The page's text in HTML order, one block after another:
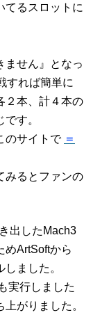
てるスロットに
ません』となっ
すれば簡単に
２本、計４本の
す。
のサイトで ＝
みるとファンの
出したMach3
めArtSoftから
ました。
実行しました
がりました。